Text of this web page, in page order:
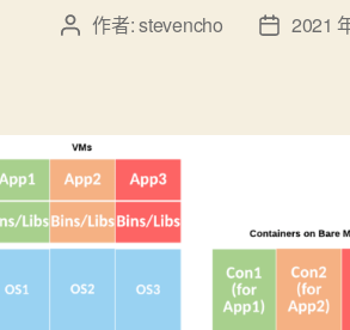
文 作者:stevencho
文
日
2021